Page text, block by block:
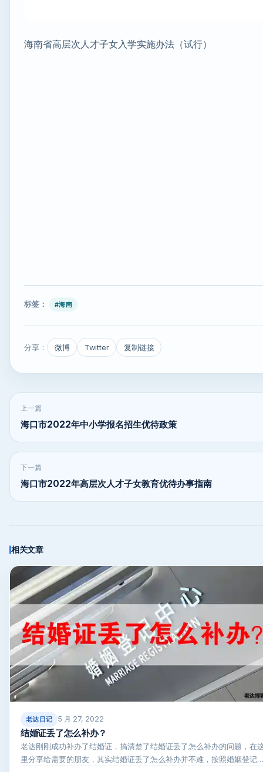
海南省高层次人才子女入学实施办法（试行）
标签： #海南
分享： 微博 Twitter 复制链接
上一篇
海口市2022年中小学报名招生优待政策
下一篇
海口市2022年高层次人才子女教育优待办事指南
相关文章
老达日记 5 月 27, 2022
结婚证丢了怎么补办？
老达刚刚成功补办了结婚证，搞清楚了结婚证丢了怎么补办的问题，在
里分享给需要的朋友，其实结婚证丢了怎么补办并不难，按照婚姻登记